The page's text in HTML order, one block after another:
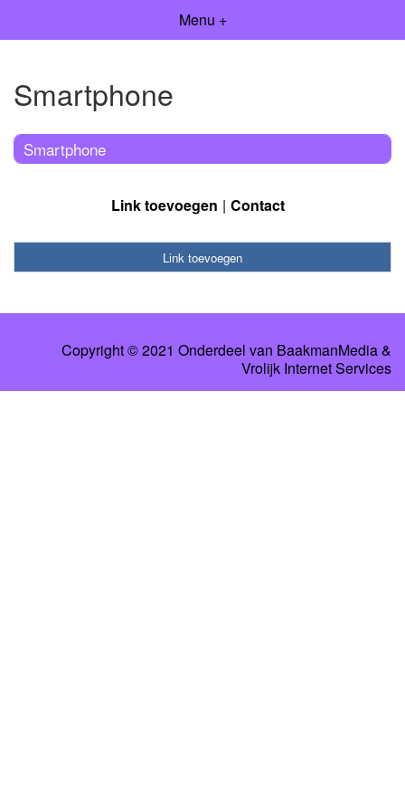
Menu +
Smartphone
Smartphone
Link toevoegen Contact
Link toevoegen
Copyright © 2021 Onderdeel van BaakmanMedia&
Vrolijk Internet Services